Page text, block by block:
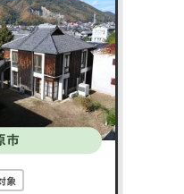
科学館「ソラー
ており、地域の
きます。歴史的
施設が揃った防
市です。
市
象